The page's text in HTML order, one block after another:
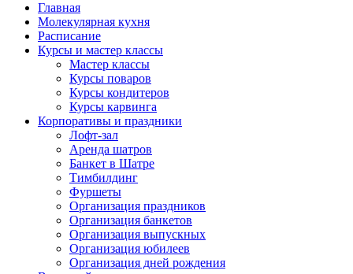
Главная
Молекулярная кухня
Расписание
Курсы и мастер классы
Мастер классы
Курсы поваров
Курсы кондитеров
Курсы карвинга
Корпоративы и праздники
Лофт-зал
Аренда шатров
Банкет в Шатре
Тимбилдинг
Фуршеты
Организация праздников
Организация банкетов
Организация выпускных
Организация юбилеев
Организация дней рождения